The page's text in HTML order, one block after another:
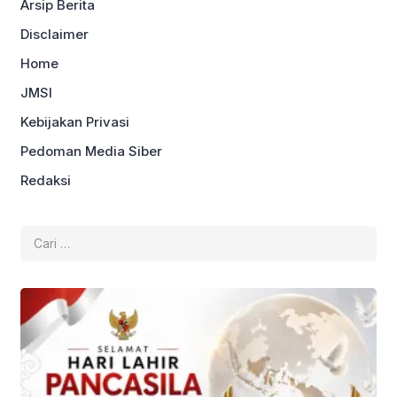
Arsip Berita
Disclaimer
Home
JMSI
Kebijakan Privasi
Pedoman Media Siber
Redaksi
untuk: